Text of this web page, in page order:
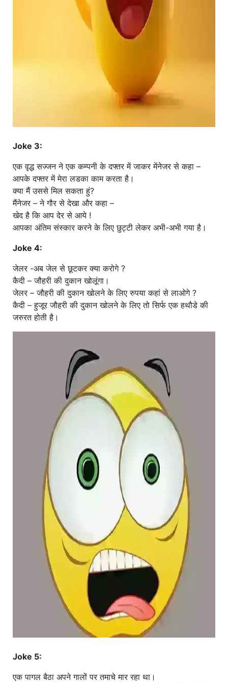
Joke 3:
एक वृद्ध सज्जन ने एक कम्पनी के दफ्तर में जाकर मेंनेजर से कहा –
आपके दफ्तर में मेरा लडका काम करता है।
क्या मैं उससे मिल सकता हुं?
मैंनेजर – ने गौर से देखा और कहा –
खेद है कि आप देर से आये !
आपका अंतिम संस्कार करने के लिए छुट्टी लेकर अभी-अभी गया है।
Joke 4:
जेलर -अब जेल से छूटकर क्या करोगे ?
कैदी – जौहरी की दुकान खोलूंगा।
जेलर – जौहरी की दुकान खोलने के लिए रुपया कहां से लाओगे ?
कैदी – हुजूर जौहरी की दुकान खोलने के लिए तो सिर्फ एक हथौडे की
जरुरत होती है।
Joke 5:
एक पागल बैठा अपने गालों पर तमाचे मार रहा था।